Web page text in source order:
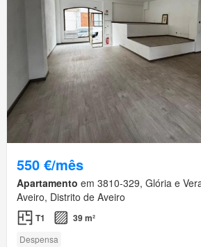
550 €/mês
Apartamento em 3810-329, Glória e
Aveiro, Distrito de Aveiro
T1 39 m²
Despensa